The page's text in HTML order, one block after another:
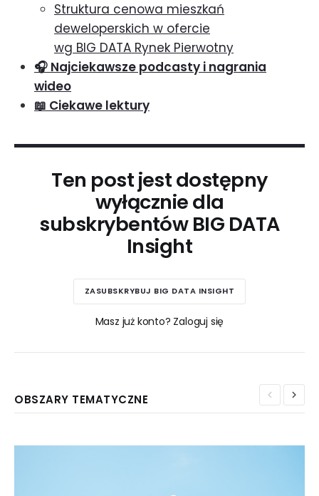
Struktura cenowa mieszkań
deweloperskich w ofercie
wg BIG DATA Rynek Pierwotny
🎧 Najciekawsze podcasty i nagrania
wideo
📖 Ciekawe lektury
Ten post jest dostępny
wyłącznie dla
subskrybentów BIG DATA
Insight
ZASUBSKRYBUJ BIG DATA INSIGHT
Masz już konto? Zaloguj się
OBSZARY TEMATYCZNE